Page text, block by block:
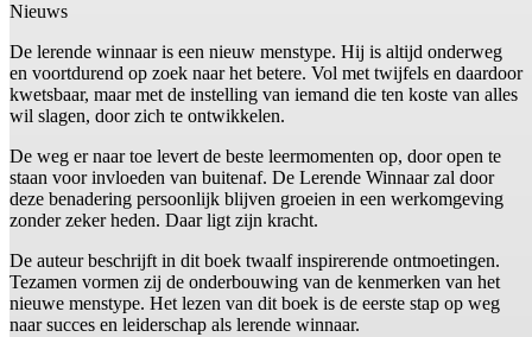
Nieuws
De lerende winnaar is een nieuw menstype. Hij is altijd onderweg
en voortdurend op zoek naar het betere. Vol met twijfels en daardoor
kwetsbaar, maar met de instelling van iemand die ten koste van alles
wil slagen, door zich te ontwikkelen.
De weg er naar toe levert de beste leermomenten op, door open te
staan voor invloeden van buitenaf. De Lerende Winnaar zal door
deze benadering persoonlijk blijven groeien in een werkomgeving
zonder zeker heden. Daar ligt zijn kracht.
De auteur beschrijft in dit boek twaalf inspirerende ontmoetingen.
Tezamen vormen zij de onderbouwing van de kenmerken van het
nieuwe menstype. Het lezen van dit boek is de eerste stap op weg
naar succes en leiderschap als lerende winnaar.